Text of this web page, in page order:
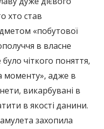
хто став
«побутової
в власне
чіткого поняття,
моменту», адже в
викарбувані в
в якості данини.
захопила